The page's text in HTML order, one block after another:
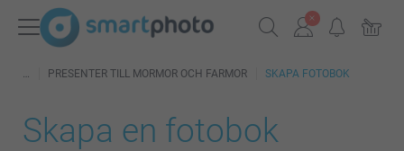
PRESENTER TILL MORMOR OCH FARMOR SKAPA FOTOBOK
Skapa en fotobok